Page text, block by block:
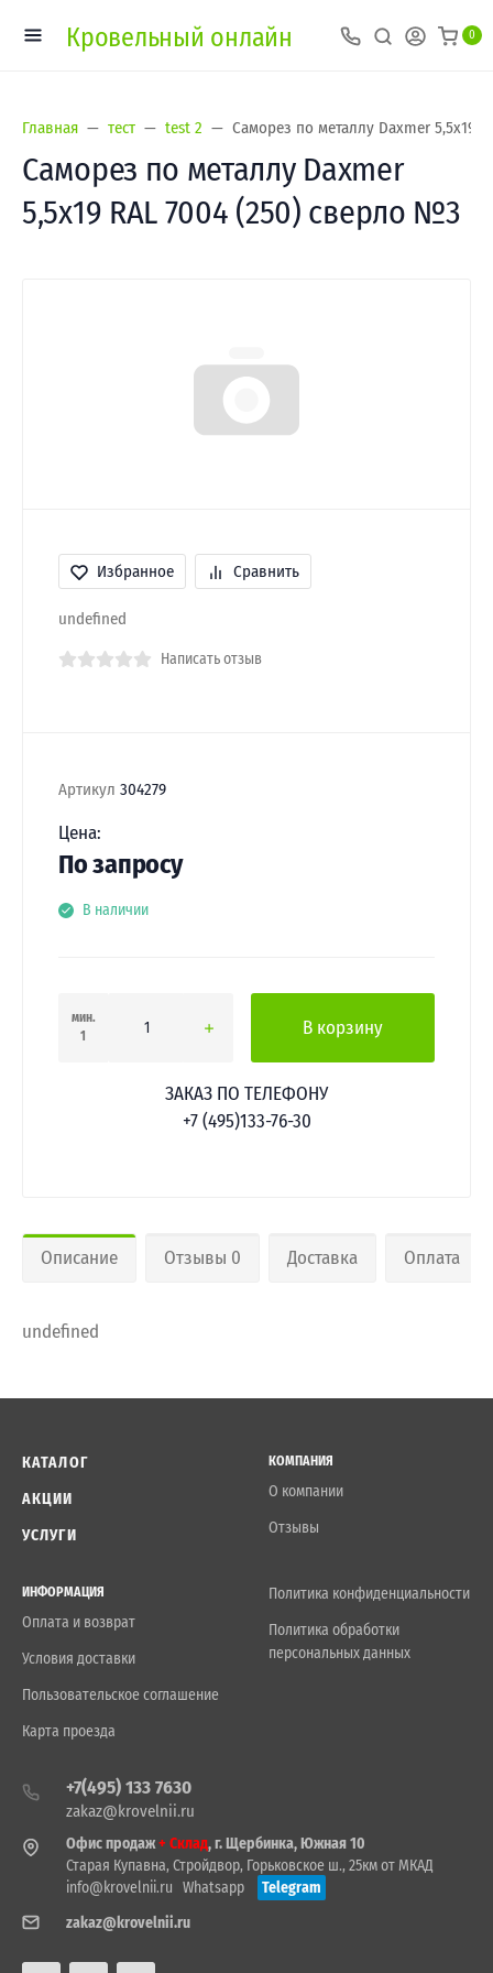
Кровельный онлайн 0
Главная тест test 2 Саморез по металлу Daxmer 5,5х19
Саморез по металлу Daxmer
5,5х19 RAL 7004 (250) сверло №3
Избранное Сравнить
undefined
Написать отзыв
Артикул 304279
Цена:
По запросу
В наличии
мин.
1
В корзину
ЗАКАЗ ПО ТЕЛЕФОНУ
+7 (495)133-76-30
Описание Отзывы 0 Доставка Оплата
undefined
КАТАЛОГ
АКЦИИ
УСЛУГИ
КОМПАНИЯ
О компании
Отзывы
ИНФОРМАЦИЯ
Оплата и возврат
Условия доставки
Пользовательское соглашение
Карта проезда
Политика конфиденциальности
Политика обработки
персональных данных
+7(495) 133 7630
zakaz@krovelnii.ru
Офис продаж+ Склад, г. Щербинка, Южная 10
Старая Купавна, Стройдвор, Горьковское ш., 25км от МКАД
info@krovelnii.ru Whatsapp
Telegram
zakaz@krovelnii.ru